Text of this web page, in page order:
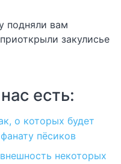
подняли вам
закулисье
есть:
о которых будет
пёсиков
некоторых